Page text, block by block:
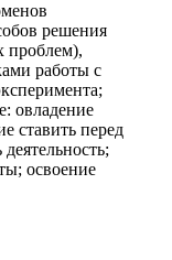
решения
проблем),
работы с
овладение
ставить перед
освоение